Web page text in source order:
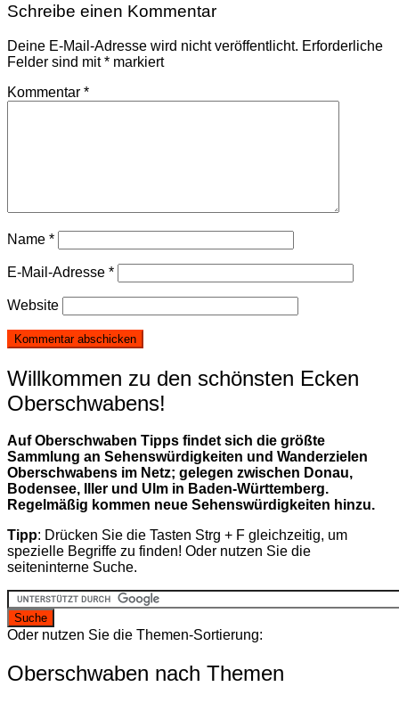
Schreibe einen Kommentar
Deine E-Mail-Adresse wird nicht veröffentlicht. Erforderliche
Felder sind mit* markiert
Kommentar *
Name *
E-Mail-Adresse *
Website
Willkommen zu den schönsten Ecken
Oberschwabens!
Auf Oberschwaben Tipps findet sich die größte
Sammlung an Sehenswürdigkeiten und Wanderzielen
Oberschwabens im Netz; gelegen zwischen Donau,
Bodensee, Iller und Ulm in Baden-Württemberg.
Regelmäßig kommen neue Sehenswürdigkeiten hinzu.
Tipp: Drücken Sie die Tasten Strg + F gleichzeitig, um
spezielle Begriffe zu finden! Oder nutzen Sie die
seiteninterne Suche.
Oder nutzen Sie die Themen-Sortierung:
Oberschwaben nach Themen